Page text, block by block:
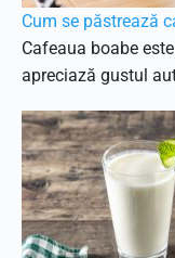
Cum se păstrează
Cafeaua boabe
apreciază gustul